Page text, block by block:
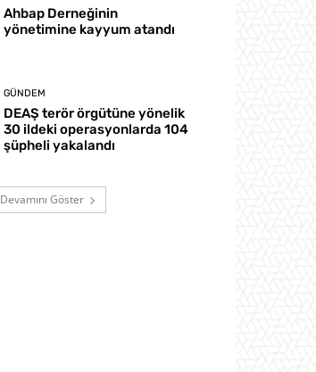
Ahbap Derneğinin
yönetimine kayyum atandı
GÜNDEM
DEAŞ terör örgütüne yönelik
30 ildeki operasyonlarda 104
şüpheli yakalandı
Devamını Göster